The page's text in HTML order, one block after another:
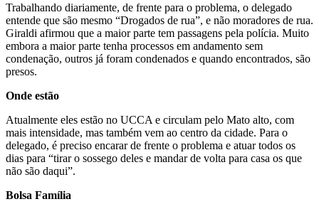
Trabalhando diariamente, de frente para o problema, o delegado
entende que são mesmo “Drogados de rua”, e não moradores de rua.
Giraldi afirmou que a maior parte tem passagens pela polícia. Muito
embora a maior parte tenha processos em andamento sem
condenação, outros já foram condenados e quando encontrados, são
presos.
Onde estão
Atualmente eles estão no UCCA e circulam pelo Mato alto, com
mais intensidade, mas também vem ao centro da cidade. Para o
delegado, é preciso encarar de frente o problema e atuar todos os
dias para “tirar o sossego deles e mandar de volta para casa os que
não são daqui”.
Bolsa Família